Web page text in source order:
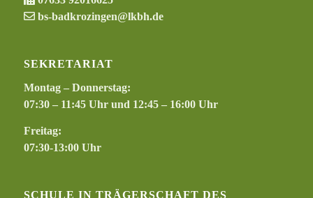
bs-badkrozingen@lkbh.de
SEKRETARIAT
Montag – Donnerstag:
07:30 – 11:45 Uhr und 12:45 – 16:00 Uhr
Freitag:
07:30-13:00 Uhr
SCHULE IN TRÄGERSCHAFT DES